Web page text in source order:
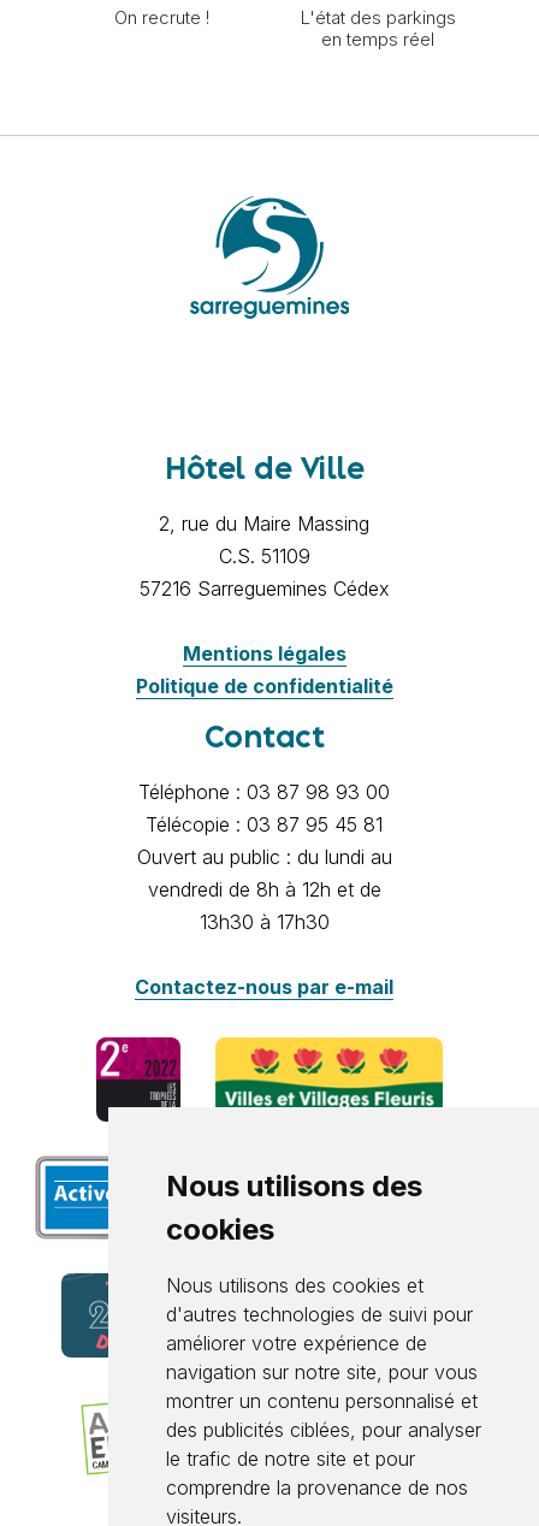
Nous utilisons des
cookies
Nous utilisons des cookies et
d'autres technologies de suivi pour
améliorer votre expérience de
navigation sur notre site, pour vous
montrer un contenu personnalisé et
des publicités ciblées, pour analyser
le trafic de notre site et pour
comprendre la provenance de nos
visiteurs.
On recrute !
L'état des parkings
en temps réel
Hôtel de Ville
2, rue du Maire Massing
C.S. 51109
57216 Sarreguemines Cédex
Mentions légales
Politique de confidentialité
Contact
Téléphone : 03 87 98 93 00
Télécopie : 03 87 95 45 81
Ouvert au public : du lundi au
vendredi de 8h à 12h et de
13h30 à 17h30
Contactez-nous par e-mail